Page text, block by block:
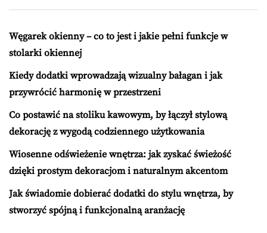
Węgarek okienny – co to jest i jakie pełni funkcje w
stolarki okiennej
Kiedy dodatki wprowadzają wizualny bałagan i jak
przywrócić harmonię w przestrzeni
Co postawić na stoliku kawowym, by łączył stylową
dekorację z wygodą codziennego użytkowania
Wiosenne odświeżenie wnętrza: jak zyskać świeżość
dzięki prostym dekoracjom i naturalnym akcentom
Jak świadomie dobierać dodatki do stylu wnętrza, by
stworzyć spójną i funkcjonalną aranżację